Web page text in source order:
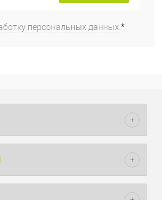
персональных данных.*